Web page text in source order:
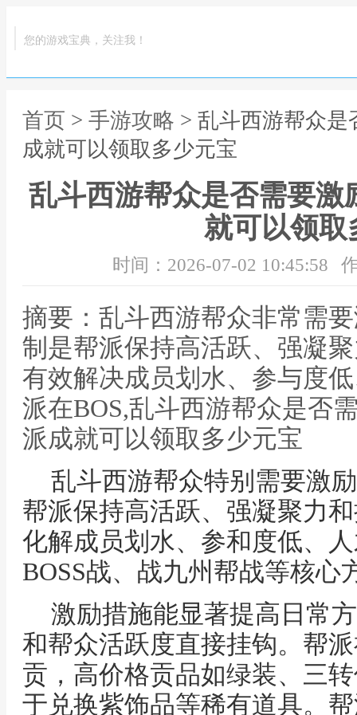
您的游戏宝典，关注我！
首页 > 手游攻略 > 乱斗西游帮众
成就可以领取多少元宝
乱斗西游帮众是否需要激
就可以领取
时间：2026-07-02 10:45:58
摘要：乱斗西游帮众非常需
制是帮派保持高活跃、强凝
有效解决成员划水、参与度
派在BOS,乱斗西游帮众是否
派成就可以领取多少元宝
乱斗西游帮众特别需要激
帮派保持高活跃、强凝聚力
化解成员划水、参和度低、
BOSS战、战九州帮战等核心
激励措施能显著提高日常
和帮众活跃度直接挂钩。帮
贡，高价格贡品如绿装、三
于兑换紫饰品等稀有道具。